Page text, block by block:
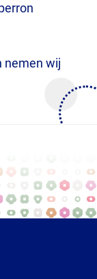
nemen wij